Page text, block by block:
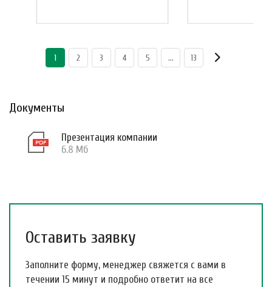
1 2 3 4 5 ... 13
Документы
Презентация компании
6.8 Мб
Оставить заявку
Заполните форму, менеджер свяжется с вами в
течении 15 минут и подробно ответит на все